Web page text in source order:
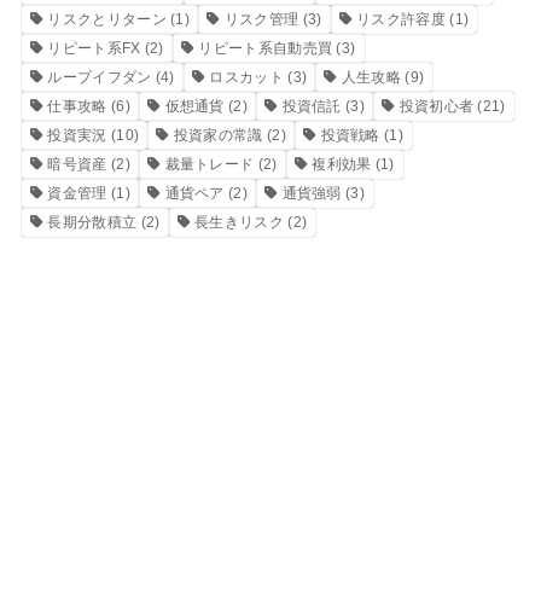
リスクとリターン (1) リスク管理 (3) リスク許容度(1)
リピート系FX (2) リピート系自動売買 (3)
ループイフダン (4) ロスカット (3) 人生攻略 (9)
仕事攻略 (6) 仮想通貨 (2) 投資信託 (3) 投資初心者 (21)
投資実況 (10) 投資家の常識 (2) 投資戦略 (1)
暗号資産 (2) 裁量トレード (2) 複利効果 (1)
資金管理 (1) 通貨ペア (2) 通貨強弱 (3)
長期分散積立 (2) 長生きリスク (2)